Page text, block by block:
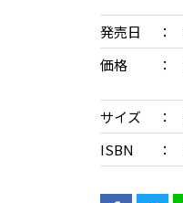
発売日
価格
サイズ
ISBN